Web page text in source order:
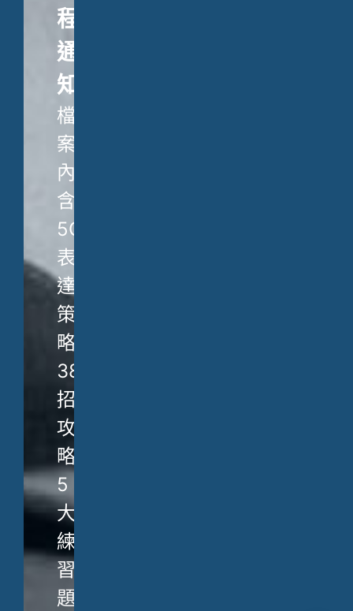
程
通
知
檔
案
內
含
5C
表
達
策
略、
38
招
攻
略、
5
大
練
習
題，